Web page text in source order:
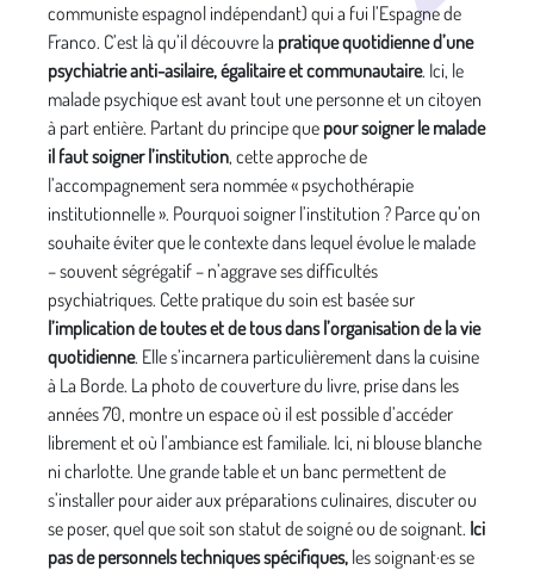
communiste espagnol indépendant) qui a fui l’Espagne de
Franco. C’est là qu’il découvre la pratique quotidienne d’une
psychiatrie anti-asilaire, égalitaire et communautaire. Ici, le
malade psychique est avant tout une personne et un citoyen
à part entière. Partant du principe que pour soigner le malade
il faut soigner l’institution, cette approche de
l’accompagnement sera nommée « psychothérapie
institutionnelle ». Pourquoi soigner l’institution ? Parce qu’on
souhaite éviter que le contexte dans lequel évolue le malade
– souvent ségrégatif – n’aggrave ses difficultés
psychiatriques. Cette pratique du soin est basée sur
l’implication de toutes et de tous dans l’organisation de la vie
quotidienne. Elle s’incarnera particulièrement dans la cuisine
à La Borde. La photo de couverture du livre, prise dans les
années 70, montre un espace où il est possible d’accéder
librement et où l’ambiance est familiale. Ici, ni blouse blanche
ni charlotte. Une grande table et un banc permettent de
s’installer pour aider aux préparations culinaires, discuter ou
se poser, quel que soit son statut de soigné ou de soignant. Ici
pas de personnels techniques spécifiques, les soignant·es se